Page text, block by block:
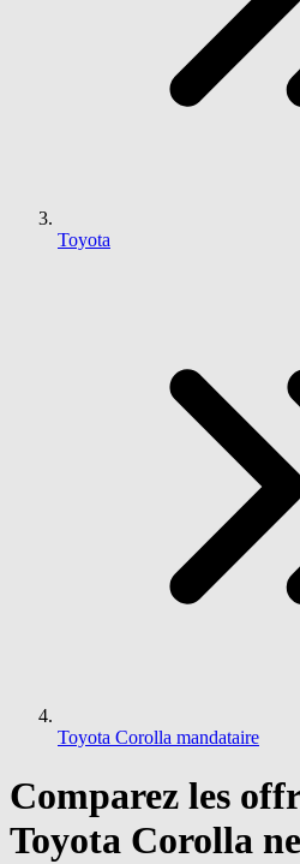
Toyota
Toyota Corolla mandataire
Comparez les
Toyota Corolla